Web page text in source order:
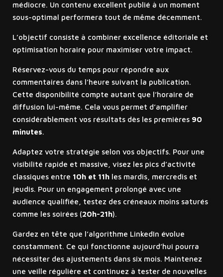
médiocre. Un contenu excellent publié à un moment
sous-optimal performera tout de même décemment.
L’objectif consiste à combiner excellence éditoriale et
optimisation horaire pour maximiser votre impact.
Réservez-vous du temps pour répondre aux
commentaires dans l’heure suivant la publication.
Cette disponibilité compte autant que l’horaire de
diffusion lui-même. Cela vous permet d’amplifier
considérablement vos résultats dès les premières 90
minutes.
Adaptez votre stratégie selon vos objectifs. Pour une
visibilité rapide et massive, visez les pics d’activité
classiques entre 10h et 11hles mardis, mercredis et
jeudis. Pour un engagement prolongé avec une
audience qualifiée, testez des créneaux moins saturés
comme les soirées (20h-21h).
Gardez en tête que l’algorithme LinkedIn évolue
constamment. Ce qui fonctionne aujourd’hui pourra
nécessiter des ajustements dans six mois. Maintenez
une veille régulière et continuez à tester de nouvelles